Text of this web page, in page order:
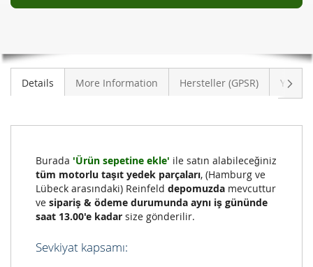
Details More Information Hersteller (GPSR)
Burada 'Ürün sepetine ekle' ile satın alabileceğiniz
tüm motorlu taşıt yedek parçaları, (Hamburg ve
Lübeck arasındaki) Reinfeld depomuzda mevcuttur
ve sipariş & ödeme durumunda aynı iş gününde
saat 13.00'e kadar size gönderilir.
Sevkiyat kapsamı: